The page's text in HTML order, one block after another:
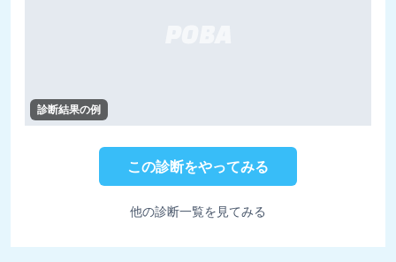
診断結果の例
この診断をやってみる
他の診断一覧を見てみる